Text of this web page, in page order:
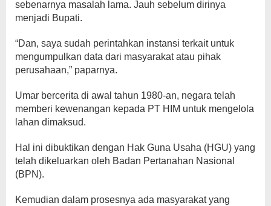
sebenarnya masalah lama. Jauh sebelum dirinya
menjadi Bupati.
“Dan, saya sudah perintahkan instansi terkait untuk
mengumpulkan data dari masyarakat atau pihak
perusahaan,” paparnya.
Umar bercerita di awal tahun 1980-an, negara telah
memberi kewenangan kepada PT HIM untuk mengelola
lahan dimaksud.
Hal ini dibuktikan dengan Hak Guna Usaha (HGU) yang
telah dikeluarkan oleh Badan Pertanahan Nasional
(BPN).
Kemudian dalam prosesnya ada masyarakat yang